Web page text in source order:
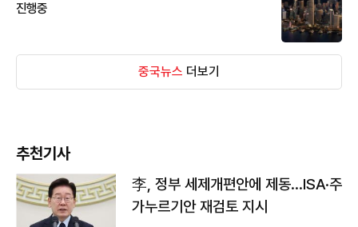
진행중
중국뉴스 더보기
추천기사
李, 정부 세제개편안에 제동…ISA·주
가누르기안 재검토 지시